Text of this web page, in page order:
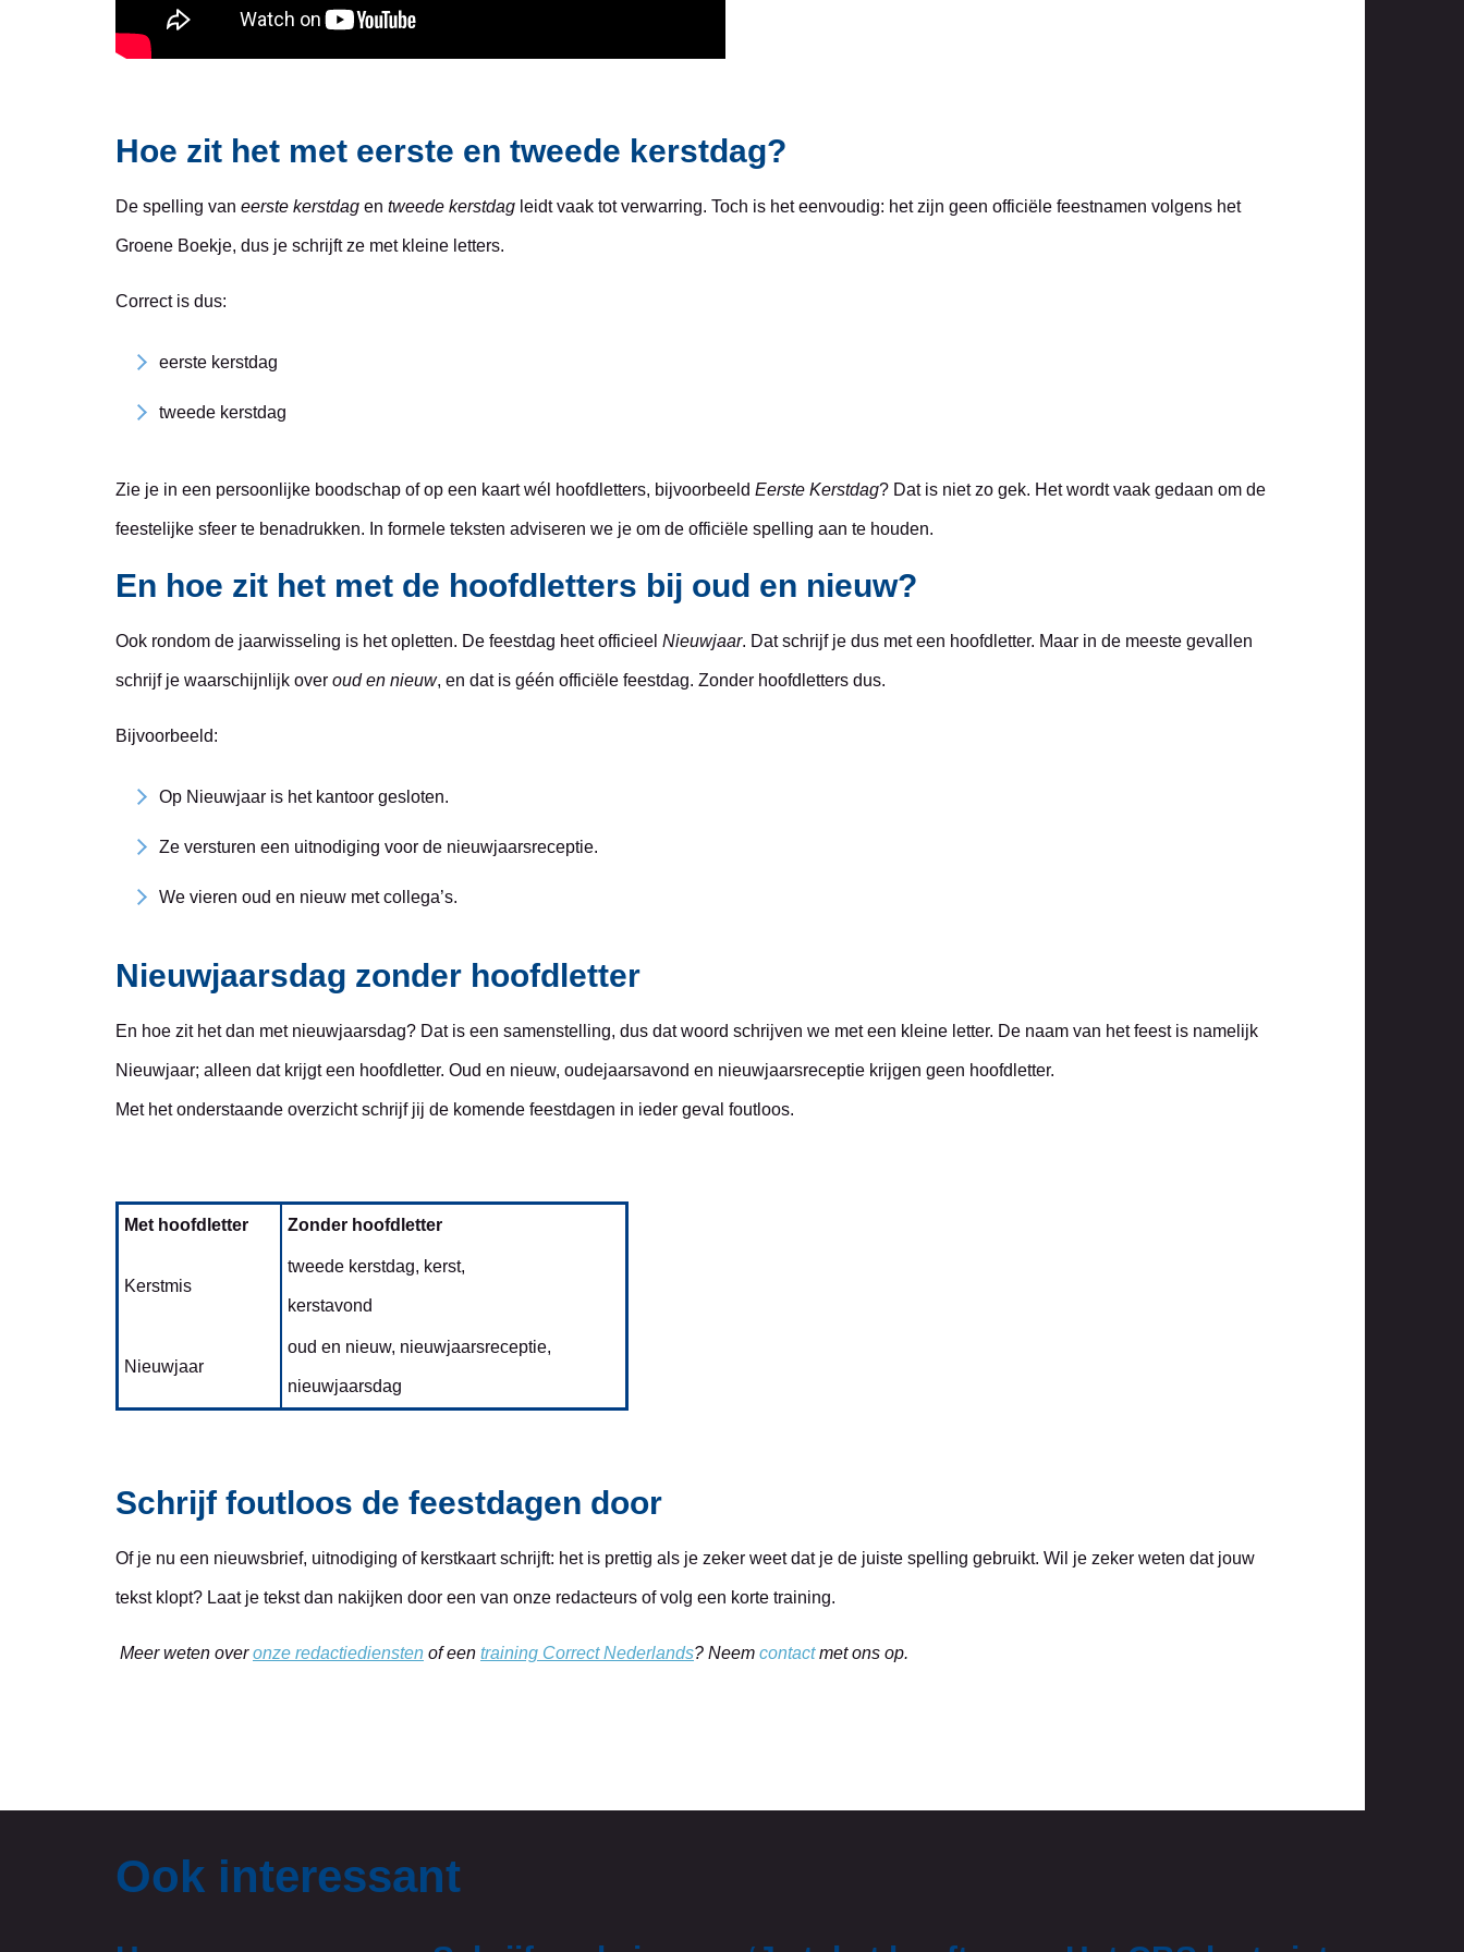
Hoe zit het met eerste en tweede kerstdag?
De spelling van eerste kerstdag en tweede kerstdag leidt vaak tot verwarring. Toch is het eenvoudig: het zijn geen officiële feestnamen volgens het
Groene Boekje, dus je schrijft ze met kleine letters.
Correct is dus:
eerste kerstdag
tweede kerstdag
Zie je in een persoonlijke boodschap of op een kaart wél hoofdletters, bijvoorbeeld Eerste Kerstdag? Dat is niet zo gek. Het wordt vaak gedaan om de
feestelijke sfeer te benadrukken. In formele teksten adviseren we je om de officiële spelling aan te houden.
En hoe zit het met de hoofdletters bij oud en nieuw?
Ook rondom de jaarwisseling is het opletten. De feestdag heet officieel Nieuwjaar. Dat schrijf je dus met een hoofdletter. Maar in de meeste gevallen
schrijf je waarschijnlijk over oud en nieuw, en dat is géén officiële feestdag. Zonder hoofdletters dus.
Bijvoorbeeld:
Op Nieuwjaar is het kantoor gesloten.
Ze versturen een uitnodiging voor de nieuwjaarsreceptie.
We vieren oud en nieuw met collega’s.
Nieuwjaarsdag zonder hoofdletter
En hoe zit het dan met nieuwjaarsdag? Dat is een samenstelling, dus dat woord schrijven we met een kleine letter. De naam van het feest is namelijk
Nieuwjaar; alleen dat krijgt een hoofdletter. Oud en nieuw, oudejaarsavond en nieuwjaarsreceptie krijgen geen hoofdletter.
Met het onderstaande overzicht schrijf jij de komende feestdagen in ieder geval foutloos.
Met hoofdletter Zonder hoofdletter
Kerstmis
tweede kerstdag, kerst,
kerstavond
Nieuwjaar
oud en nieuw, nieuwjaarsreceptie,
nieuwjaarsdag
Schrijf foutloos de feestdagen door
Of je nu een nieuwsbrief, uitnodiging of kerstkaart schrijft: het is prettig als je zeker weet dat je de juiste spelling gebruikt. Wil je zeker weten dat jouw
tekst klopt? Laat je tekst dan nakijken door een van onze redacteurs of volg een korte training.
Meer weten overonze redactiediensten of een training Correct Nederlands? Neem contactmet ons op.
Ook interessant